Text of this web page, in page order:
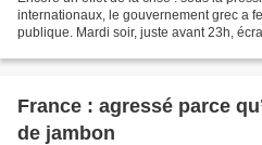
internationaux, le gouvernement grec a
publique. Mardi soir, juste avant 23h,
France : agressé parce
de jambon